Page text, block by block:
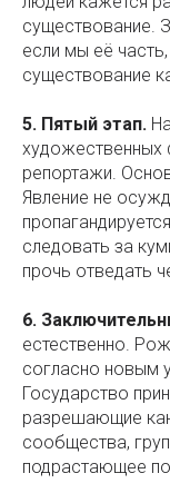
существование.
если мы её
существование
5. Пятый этап.
художественных
репортажи.
Явление не
следовать за
прочь отведать
6.
естественно.
согласно новым
Государство
разрешающие
сообщества,
подрастающее